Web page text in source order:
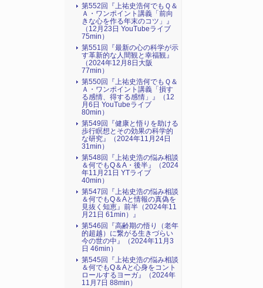
第552回『上祐史浩何でもＱ＆
Ａ・ワンポイント講義「前向
きな心を作る年末のコツ」』
（12月23日 YouTubeライブ
75min）
第551回『最新の心の科学が示
す革新的な人間観と幸福観』
（2024年12月8日大阪
77min）
第550回『上祐史浩何でもＱ＆
Ａ・ワンポイント講義「損す
る感情、得する感情」』（12
月6日 YouTubeライブ
80min）
第549回『健康と悟りを助ける
歩行瞑想とその効果の科学的
な研究』（2024年11月24日
31min）
第548回『上祐史浩の悩み相談
＆何でもQ＆A・後半』（2024
年11月21日 YTライブ
40min）
第547回『上祐史浩の悩み相談
＆何でもQ＆Aと情報の真偽を
見抜く知恵』前半（2024年11
月21日 61min）』
第546回『高齢期の悟り（老年
的超越）に繋がる生きづらい
今の世の中』（2024年11月3
日 46min）
第545回『上祐史浩の悩み相談
＆何でもQ＆Aと心身をコント
ロールするヨーガ』（2024年
11月7日 88min）